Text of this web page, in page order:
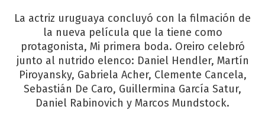
La actriz uruguaya concluyó con la filmación de
la nueva película que la tiene como
protagonista, Mi primera boda. Oreiro celebró
junto al nutrido elenco: Daniel Hendler, Martín
Piroyansky, Gabriela Acher, Clemente Cancela,
Sebastián De Caro, Guillermina García Satur,
Daniel Rabinovich y Marcos Mundstock.